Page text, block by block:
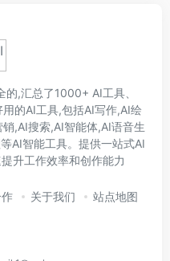
,汇总了1000+ AI工具、
的AI工具,包括AI写作,AI绘
,AI搜索,AI智能体,AI语音生
AI智能工具。提供一站式AI
升工作效率和创作能力
关于我们 站点地图